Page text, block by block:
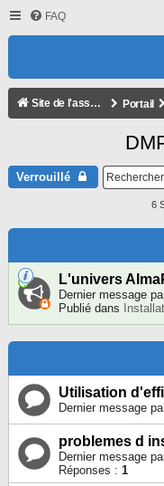
FAQ
Site de l'association Portail
Verrouillé
6
L'univers
Dernier message
Publié dans
Utilisation
Dernier message
problemes d
Dernier message
Réponses : 1